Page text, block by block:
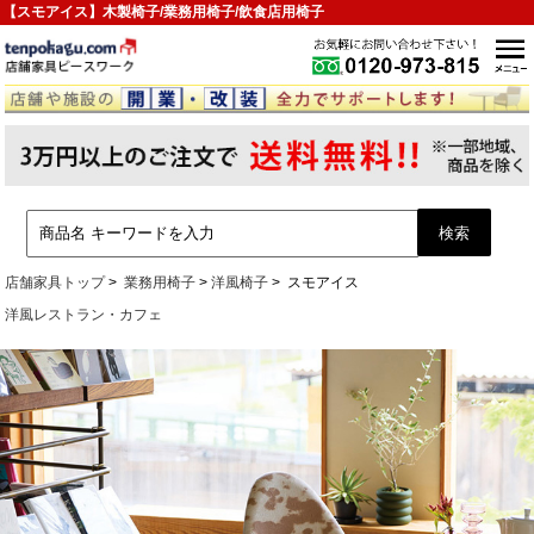
【スモアイス】木製椅子/業務用椅子/飲食店用椅子
店舗家具トップ 業務用椅子 洋風椅子
スモアイス
洋風レストラン・カフェ